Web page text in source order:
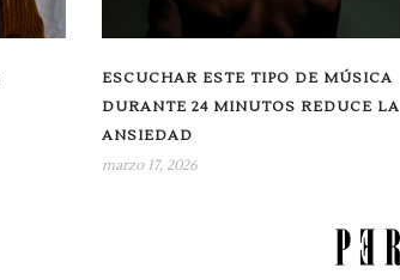
ESCUCHAR ESTE TIPO DE MÚSICA
DURANTE 24 MINUTOS REDUCE LA
ANSIEDAD
marzo 17, 2026